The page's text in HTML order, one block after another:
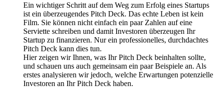
Ein wichtiger Schritt auf dem Weg zum Erfolg eines Startups
ist ein überzeugendes Pitch Deck. Das echte Leben ist kein
Film. Sie können nicht einfach ein paar Zahlen auf eine
Serviette schreiben und damit Investoren überzeugen Ihr
Startup zu finanzieren. Nur ein professionelles, durchdachtes
Pitch Deck kann dies tun.
Hier zeigen wir Ihnen, was Ihr Pitch Deck beinhalten sollte,
und schauen uns auch gemeinsam ein paar Beispiele an. Als
erstes analysieren wir jedoch, welche Erwartungen potenzielle
Investoren an Ihr Pitch Deck haben.